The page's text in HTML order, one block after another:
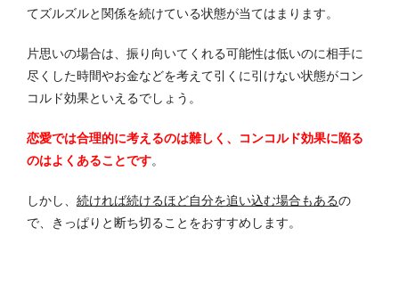
てズルズルと関係を続けている状態が当てはまります。
片思いの場合は、振り向いてくれる可能性は低いのに相手に
尽くした時間やお金などを考えて引くに引けない状態がコン
コルド効果といえるでしょう。
恋愛では合理的に考えるのは難しく、コンコルド効果に陥る
のはよくあることです。
しかし、 続ければ続けるほど自分を追い込む場合もあるの
で、きっぱりと断ち切ることをおすすめします。